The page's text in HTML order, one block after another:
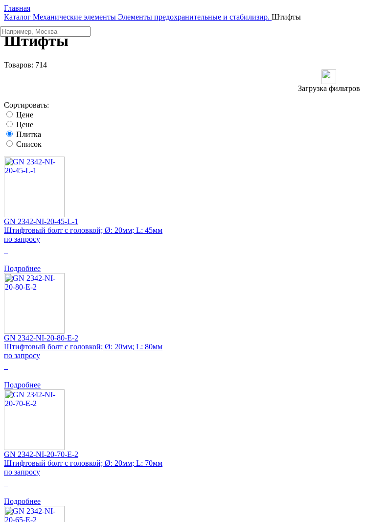
Главная
Каталог Механические элементы Элементы предохранительные и стабилизир. Штифты
Штифты
Товаров: 714
Загрузка фильтров
Сортировать:
Цене
Цене
Плитка
Список
GN 2342-NI-20-45-L-1
Штифтовый болт с головкой; Ø: 20мм; L: 45мм
по запросу
Подробнее
GN 2342-NI-20-80-E-2
Штифтовый болт с головкой; Ø: 20мм; L: 80мм
по запросу
Подробнее
GN 2342-NI-20-70-E-2
Штифтовый болт с головкой; Ø: 20мм; L: 70мм
по запросу
Подробнее